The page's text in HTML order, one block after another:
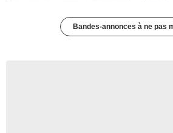
Bandes-annonces à ne pas